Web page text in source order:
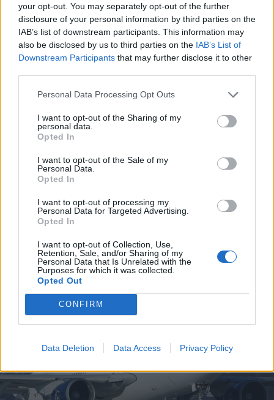
your opt-out. You may separately opt-out of the further
disclosure of your personal information by third parties on the
IAB’s list of downstream participants. This information may
also be disclosed by us to third parties on the IAB’s List of
Downstream Participants that may further disclose it to other
Personal Data Processing Opt Outs
I want to opt-out of the Sharing of my
personal data.
Opted In
I want to opt-out of the Sale of my
Personal Data.
Opted In
I want to opt-out of processing my
Personal Data for Targeted Advertising.
Opted In
I want to opt-out of Collection, Use,
Retention, Sale, and/or Sharing of my
Personal Data that Is Unrelated with the
Purposes for which it was collected.
Opted Out
CONFIRM
Data Deletion Data Access Privacy Policy
2024. július 31., szerda
A közel-keleti feszültségek
fokozódása miatt bejrúti járatokat
törölt a Tarom légitársaság